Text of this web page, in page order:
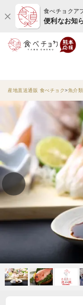
食べチョクア
便利なお知
産地直送通販 食べチョク 魚介類